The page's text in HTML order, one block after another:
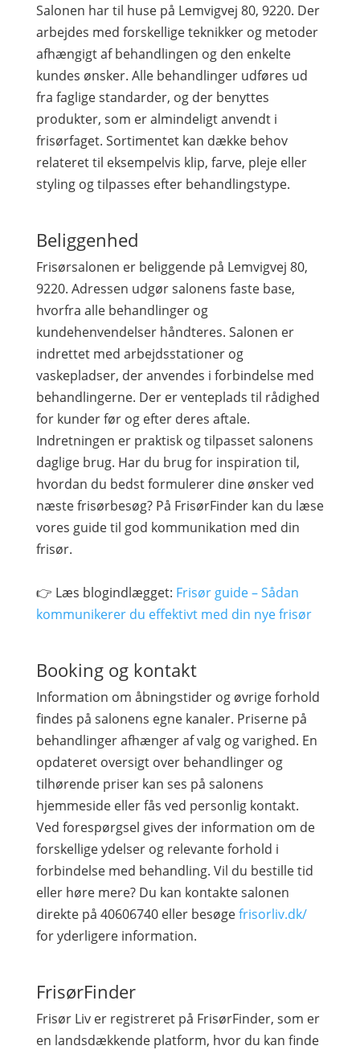
Salonen har til huse på Lemvigvej 80, 9220. Der
arbejdes med forskellige teknikker og metoder
afhængigt af behandlingen og den enkelte
kundes ønsker. Alle behandlinger udføres ud
fra faglige standarder, og der benyttes
produkter, som er almindeligt anvendt i
frisørfaget. Sortimentet kan dække behov
relateret til eksempelvis klip, farve, pleje eller
styling og tilpasses efter behandlingstype.
Beliggenhed
Frisørsalonen er beliggende på Lemvigvej 80,
9220. Adressen udgør salonens faste base,
hvorfra alle behandlinger og
kundehenvendelser håndteres. Salonen er
indrettet med arbejdsstationer og
vaskepladser, der anvendes i forbindelse med
behandlingerne. Der er venteplads til rådighed
for kunder før og efter deres aftale.
Indretningen er praktisk og tilpasset salonens
daglige brug. Har du brug for inspiration til,
hvordan du bedst formulerer dine ønsker ved
næste frisørbesøg? På FrisørFinder kan du læse
vores guide til god kommunikation med din
frisør.
👉 Læs blogindlægget: Frisør guide – Sådan
kommunikerer du effektivt med din nye frisør
Booking og kontakt
Information om åbningstider og øvrige forhold
findes på salonens egne kanaler. Priserne på
behandlinger afhænger af valg og varighed. En
opdateret oversigt over behandlinger og
tilhørende priser kan ses på salonens
hjemmeside eller fås ved personlig kontakt.
Ved forespørgsel gives der information om de
forskellige ydelser og relevante forhold i
forbindelse med behandling. Vil du bestille tid
eller høre mere? Du kan kontakte salonen
direkte på 40606740 eller besøgefrisorliv.dk/
for yderligere information.
FrisørFinder
Frisør Liv er registreret på FrisørFinder, som er
en landsdækkende platform, hvor du kan finde